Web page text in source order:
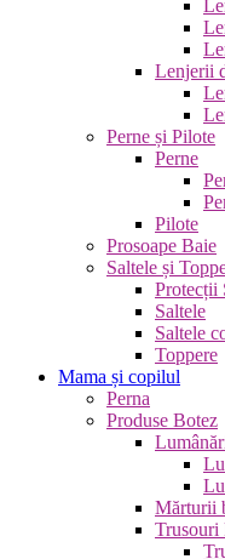
Lenjerii
Perne și Pilote
Perne
Pilote
Prosoape Baie
Saltele și
Protecții
Saltele
Saltele
Toppere
Mama și copilul
Perna
Produse Botez
Mărturii
Trusouri